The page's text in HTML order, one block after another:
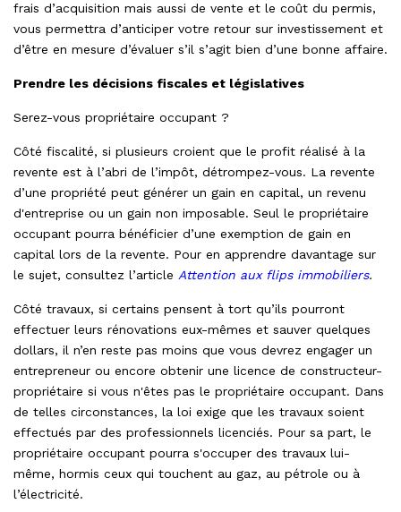
frais d’acquisition mais aussi de vente et le coût du permis,
vous permettra d’anticiper votre retour sur investissement et
d’être en mesure d’évaluer s’il s’agit bien d’une bonne affaire.
Prendre les décisions fiscales et législatives
Serez-vous propriétaire occupant ?
Côté fiscalité, si plusieurs croient que le profit réalisé à la
revente est à l’abri de l’impôt, détrompez-vous. La revente
d’une propriété peut générer un gain en capital, un revenu
d'entreprise ou un gain non imposable. Seul le propriétaire
occupant pourra bénéficier d’une exemption de gain en
capital lors de la revente. Pour en apprendre davantage sur
le sujet, consultez l’article Attention aux flips immobiliers.
Côté travaux, si certains pensent à tort qu’ils pourront
effectuer leurs rénovations eux-mêmes et sauver quelques
dollars, il n’en reste pas moins que vous devrez engager un
entrepreneur ou encore obtenir une licence de constructeur-
propriétaire si vous n'êtes pas le propriétaire occupant. Dans
de telles circonstances, la loi exige que les travaux soient
effectués par des professionnels licenciés. Pour sa part, le
propriétaire occupant pourra s'occuper des travaux lui-
même, hormis ceux qui touchent au gaz, au pétrole ou à
l’électricité.